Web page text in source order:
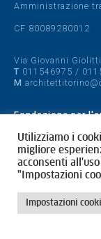
Amministrazione
CF 80089280012
Via Giovanni
T 011546975 /
M
Fondazione per
Designed by
Cookie Policy
Privacy Policy
Utilizziamo i
migliore
acconsenti
"Impostazioni
Impostazioni